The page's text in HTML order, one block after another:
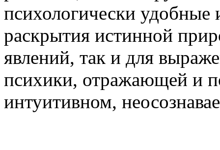
психологически удобные
раскрытия истинной
явлений, так и для
психики, отражающей и
интуитивном,